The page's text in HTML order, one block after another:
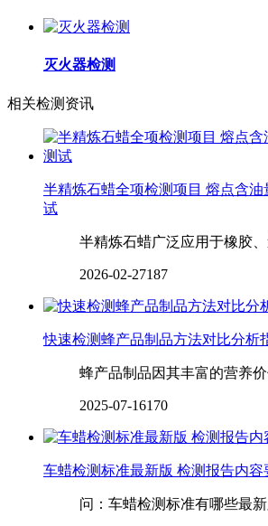
灭火器检测
相关检测资讯
半精炼石蜡全项检测项目 熔点含油
试
半精炼石蜡广泛应用于橡胶、
2026-02-27187
快速检测‌‌‌‌‌‌‌‌蜂产品制品方法对比分析
蜂产品制品因其丰富的营养价
2025-07-16170
车蜡检测标准最新版 检测报告内容
问：车蜡检测标准有哪些最新